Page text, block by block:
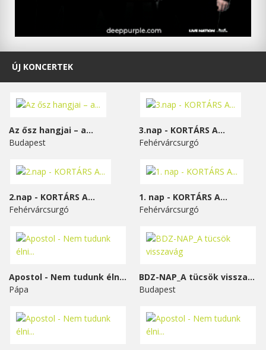
ÚJ KONCERTEK
Az ősz hangjai – a...
Budapest
3.nap - KORTÁRS A...
Fehérvárcsurgó
2.nap - KORTÁRS A...
Fehérvárcsurgó
1. nap - KORTÁRS A...
Fehérvárcsurgó
Apostol - Nem tudunk élni...
Pápa
BDZ-NAP_A tücsök visszavág
Budapest